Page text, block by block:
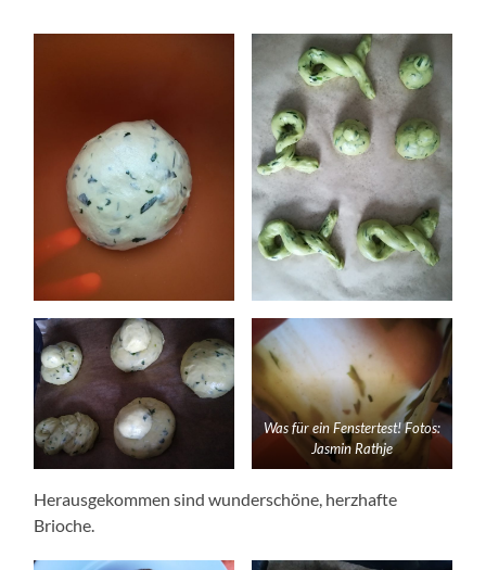
Was für ein Fenstertest! Fotos:
Jasmin Rathje
Herausgekommen sind wunderschöne, herzhafte
Brioche.